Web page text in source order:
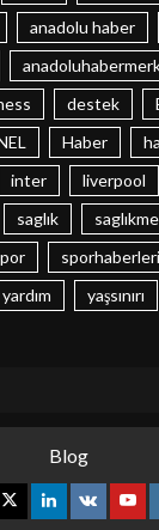
anadolu haber
destek
Haber
inter
liverpool
saglık
sporhaberleri
yardım yaşsınırı
Blog